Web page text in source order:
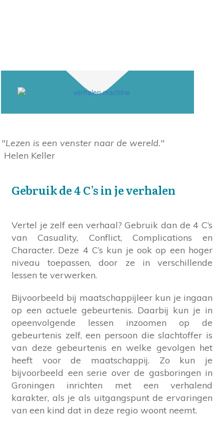
"Lezen is een venster naar de wereld."
Helen Keller
Gebruik de 4 C’s in je verhalen
Vertel je zelf een verhaal? Gebruik dan de 4 C’s
van Casuality, Conflict, Complications en
Character. Deze 4 C’s kun je ook op een hoger
niveau toepassen, door ze in verschillende
lessen te verwerken.
Bijvoorbeeld bij maatschappijleer kun je ingaan
op een actuele gebeurtenis. Daarbij kun je in
opeenvolgende lessen inzoomen op de
gebeurtenis zelf, een persoon die slachtoffer is
van deze gebeurtenis en welke gevolgen het
heeft voor de maatschappij. Zo kun je
bijvoorbeeld een serie over de gasboringen in
Groningen inrichten met een verhalend
karakter, als je als uitgangspunt de ervaringen
van een kind dat in deze regio woont neemt.